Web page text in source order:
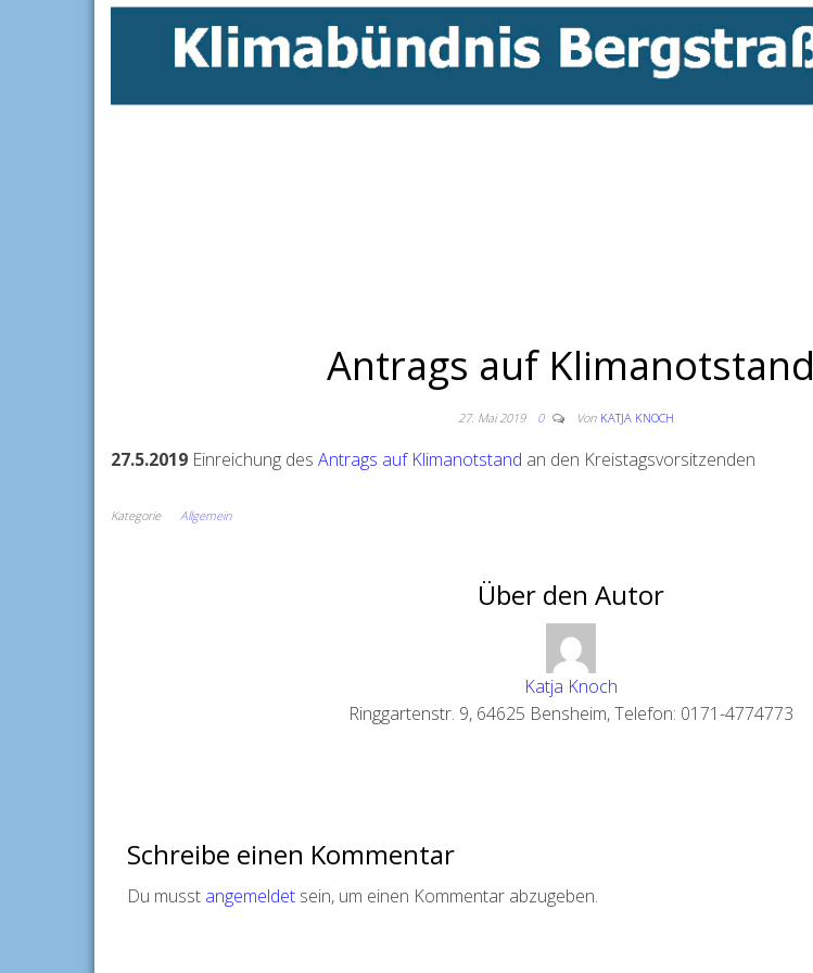
Antrags auf Klimanotstand
27. Mai 2019 0 Von KATJA KNOCH
27.5.2019 Einreichung des Antrags auf Klimanotstand an den Kreistagsvorsitzenden
Kategorie Allgemein
Über den Autor
Katja Knoch
Ringgartenstr. 9, 64625 Bensheim, Telefon: 0171-4774773
Schreibe einen Kommentar
Du musst angemeldet sein, um einen Kommentar abzugeben.